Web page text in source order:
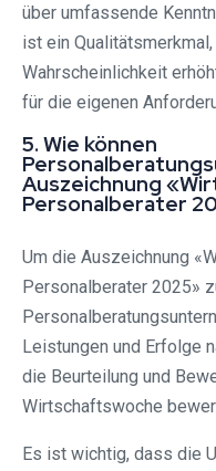
über umfassende
ist ein
Wahrscheinlichkeit
für die eigenen
5. Wie können
Auszeichnung
Personalberater
Um die Auszeichnung
Personalberater 2025»
Leistungen und Erfolge
die Beurteilung und
Wirtschaftswoche
Es ist wichtig, dass die